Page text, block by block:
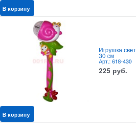
В корзину
Игрушка
30 см
Арт.: 618-430
225 руб.
В корзину